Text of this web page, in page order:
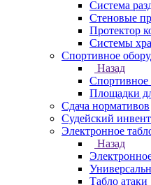
Система
Стеновые
Протектор
Системы
Спортивное
Назад
Спортивное
Площадки
Сдача нормативов
Судейский
Электронное
Назад
Табло атаки